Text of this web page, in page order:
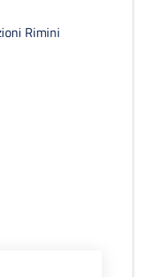
Rimini